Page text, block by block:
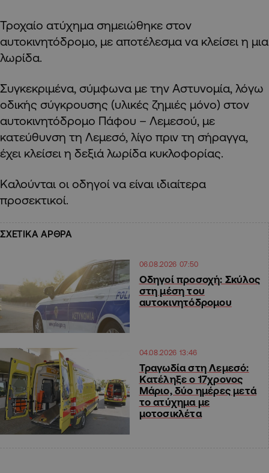
Τροχαίο ατύχημα σημειώθηκε στον
αυτοκινητόδρομο, με αποτέλεσμα να κλείσει η μια
λωρίδα.
Συγκεκριμένα, σύμφωνα με την Αστυνομία, λόγω
οδικής σύγκρουσης (υλικές ζημιές μόνο) στον
αυτοκινητόδρομο Πάφου – Λεμεσού, με
κατεύθυνση τη Λεμεσό, λίγο πριν τη σήραγγα,
έχει κλείσει η δεξιά λωρίδα κυκλοφορίας.
Καλούνται οι οδηγοί να είναι ιδιαίτερα
προσεκτικοί.
ΣΧΕΤΙΚΑ ΑΡΘΡΑ
06.08.2026 07:50
Οδηγοί προσοχή: Σκύλος
στη μέση του
αυτοκινητόδρομου
04.08.2026 13:46
Τραγωδία στη Λεμεσό:
Κατέληξε ο 17χρονος
Μάριο, δύο ημέρες μετά
το ατύχημα με
μοτοσικλέτα